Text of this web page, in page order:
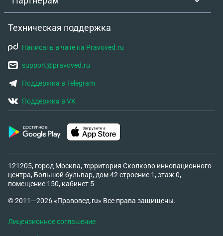
Техническая поддержка
Написать в чате на Pravoved.ru
support@pravoved.ru
Поддержка в Telegram
Поддержка в VK
121205, город Москва, территория Сколково инновационного
центра, Большой бульвар, дом 42 строение 1, этаж 0,
помещение 150, кабинет 5
© 2011—2026 «Правовед.ru» Все права защищены.
Лицензионное соглашение